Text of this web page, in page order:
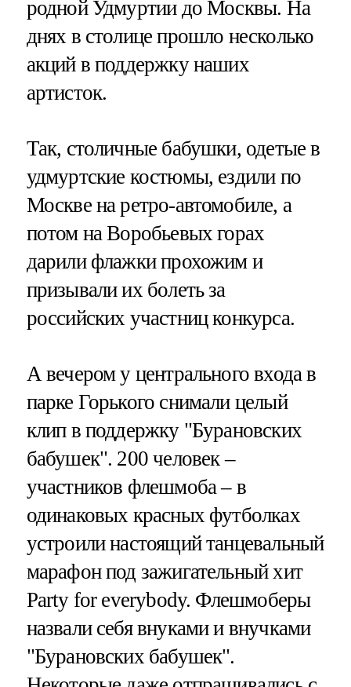
родной Удмуртии до Москвы. На
днях в столице прошло несколько
акций в поддержку наших
артисток.
Так, столичные бабушки, одетые в
удмуртские костюмы, ездили по
Москве на ретро-автомобиле, а
потом на Воробьевых горах
дарили флажки прохожим и
призывали их болеть за
российских участниц конкурса.
А вечером у центрального входа в
парке Горького снимали целый
клип в поддержку "Бурановских
бабушек". 200 человек –
участников флешмоба – в
одинаковых красных футболках
устроили настоящий танцевальный
марафон под зажигательный хит
Party for everybody. Флешмоберы
назвали себя внуками и внучками
"Бурановских бабушек".